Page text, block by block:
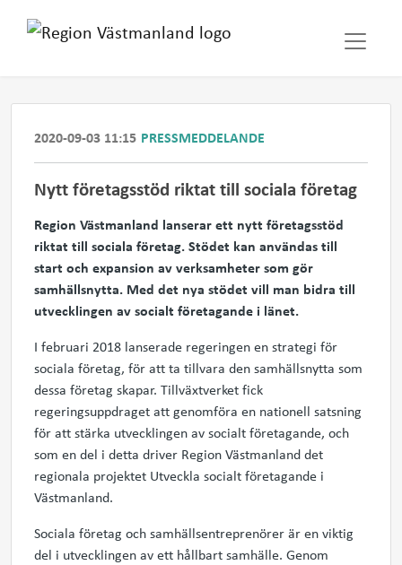
2020-09-03 11:15 PRESSMEDDELANDE
Nytt företagsstöd riktat till sociala företag
Region Västmanland lanserar ett nytt företagsstöd
riktat till sociala företag. Stödet kan användas till
start och expansion av verksamheter som gör
samhällsnytta. Med det nya stödet vill man bidra till
utvecklingen av socialt företagande i länet.
I februari 2018 lanserade regeringen en strategi för
sociala företag, för att ta tillvara den samhällsnytta som
dessa företag skapar. Tillväxtverket fick
regeringsuppdraget att genomföra en nationell satsning
för att stärka utvecklingen av socialt företagande, och
som en del i detta driver Region Västmanland det
regionala projektet Utveckla socialt företagande i
Västmanland.
Sociala företag och samhällsentreprenörer är en viktig
del i utvecklingen av ett hållbart samhälle. Genom